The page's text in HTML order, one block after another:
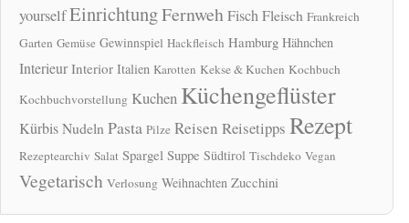
yourselfEinrichtungFernwehFischFleisch Frankreich
Garten Gemüse Gewinnspiel Hackfleisch Hamburg Hähnchen
Interieur Interior Italien Karotten Kekse & Kuchen Kochbuch
Kochbuchvorstellung Kuchen Küchengeflüster
KürbisNudeln Pasta Pilze Reisen Reisetipps Rezept
Rezeptearchiv Salat Spargel Suppe Südtirol Tischdeko Vegan
Vegetarisch Verlosung Weihnachten Zucchini